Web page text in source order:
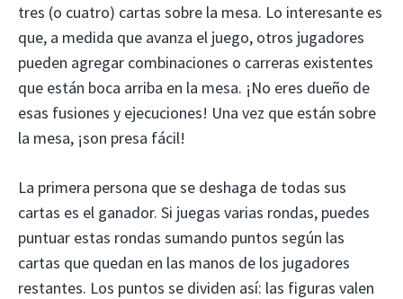
tres (o cuatro) cartas sobre la mesa. Lo interesante es
que, a medida que avanza el juego, otros jugadores
pueden agregar combinaciones o carreras existentes
que están boca arriba en la mesa. ¡No eres dueño de
esas fusiones y ejecuciones! Una vez que están sobre
la mesa, ¡son presa fácil!
La primera persona que se deshaga de todas sus
cartas es el ganador. Si juegas varias rondas, puedes
puntuar estas rondas sumando puntos según las
cartas que quedan en las manos de los jugadores
restantes. Los puntos se dividen así: las figuras valen